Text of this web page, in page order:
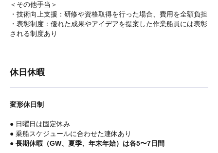
＜その他手当＞
・技術向上支援：研修や資格取得を行った場合、費用を全額負担
・表彰制度：優れた成果やアイデアを提案した作業船員には表彰
される制度あり
休日休暇
変形休日制
● 日曜日は固定休み
● 乗船スケジュールに合わせた連休あり
● 長期休暇（GW、夏季、年末年始）は各5〜7日間